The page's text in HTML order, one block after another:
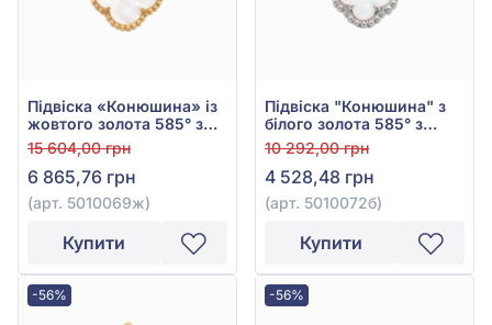
Підвіска «Конюшина» із
жовтого золота 585° з
перламутром, арт.
5010069ж
15 604,00 грн
6 865,76 грн
(арт. 5010069ж)
Купити
Підвіска "Конюшина" з
білого золота 585° з
перламутром, арт.
5010072б
10 292,00 грн
4 528,48 грн
(арт. 5010072б)
Купити
-56% -56%